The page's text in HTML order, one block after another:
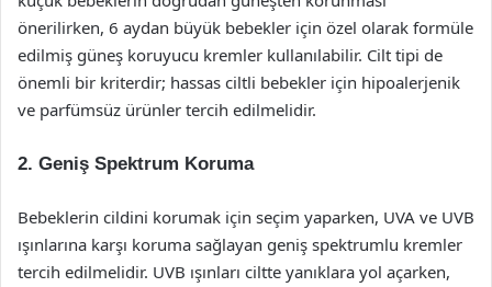
önerilirken, 6 aydan büyük bebekler için özel olarak formüle
edilmiş güneş koruyucu kremler kullanılabilir. Cilt tipi de
önemli bir kriterdir; hassas ciltli bebekler için hipoalerjenik
ve parfümsüz ürünler tercih edilmelidir.
2. Geniş Spektrum Koruma
Bebeklerin cildini korumak için seçim yaparken, UVA ve UVB
ışınlarına karşı koruma sağlayan geniş spektrumlu kremler
tercih edilmelidir. UVB ışınları ciltte yanıklara yol açarken,